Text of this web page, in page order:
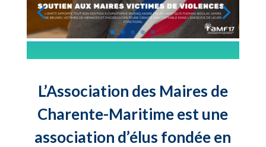
L’Association des Maires de
Charente-Maritime est une
association d’élus fondée en